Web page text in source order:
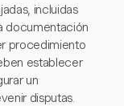
incluidas
documentación
procedimiento
establecer
un
disputas.